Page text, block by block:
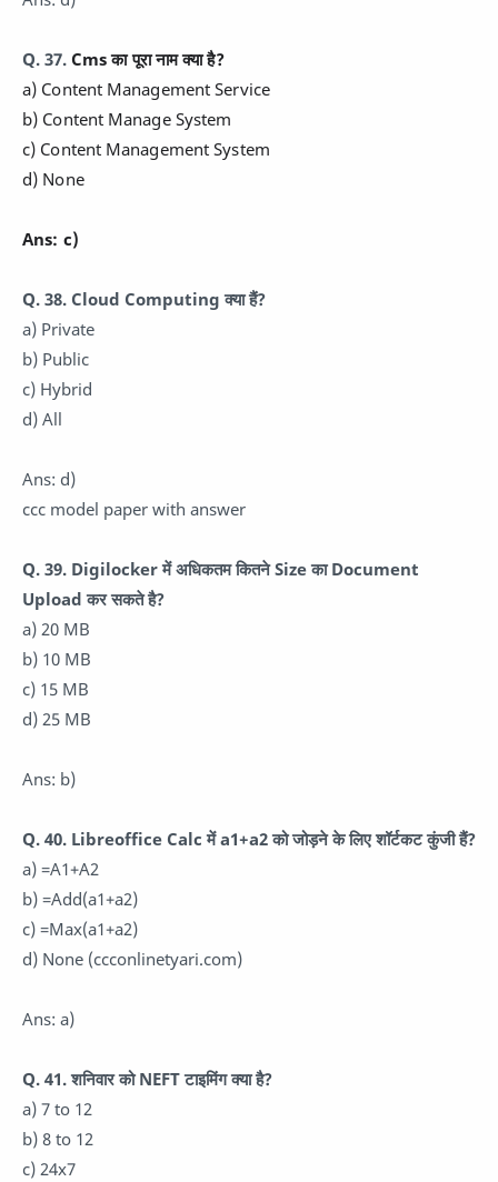
Q. 37.
Cms का पूरा नाम क्या है?
a) Content Management Service
b) Content Manage System
c) Content Management System
d) None
Ans: c)
Q. 38. Cloud Computing क्या हैं?
a) Private
b) Public
c) Hybrid
d) All
Ans: d)
ccc model paper with answer
Q. 39. Digilocker में अधिकतम कितने Size का Document
Upload कर सकते है?
a) 20 MB
b) 10 MB
c) 15 MB
d) 25 MB
Ans: b)
Q. 40. Libreoffice Calc में a1+a2 को जोड़ने के लिए शॉर्टकट कुंजी हैं?
a) =A1+A2
b) =Add(a1+a2)
c) =Max(a1+a2)
d) None (ccconlinetyari.com)
Ans: a)
Q. 41. शनिवार को NEFT टाइमिंग क्या है?
a) 7 to 12
b) 8 to 12
c) 24x7